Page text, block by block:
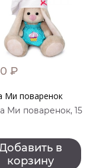
₽
Ми поваренок
Ми поваренок, 15
в
корзину